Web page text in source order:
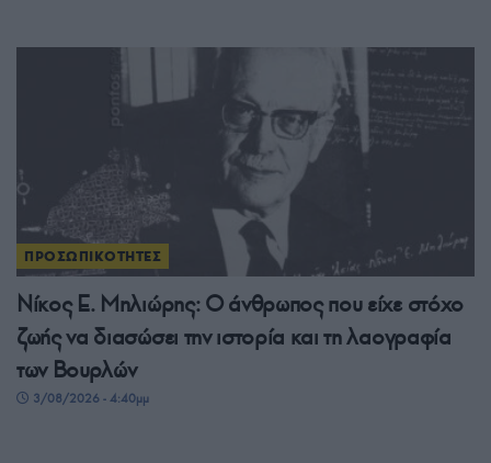
ΠΡΟΣΩΠΙΚΟΤΗΤΕΣ
Νίκος Ε. Μηλιώρης: Ο άνθρωπος που είχε στόχο
ζωής να διασώσει την ιστορία και τη λαογραφία
των Βουρλών
3/08/2026 - 4:40μμ